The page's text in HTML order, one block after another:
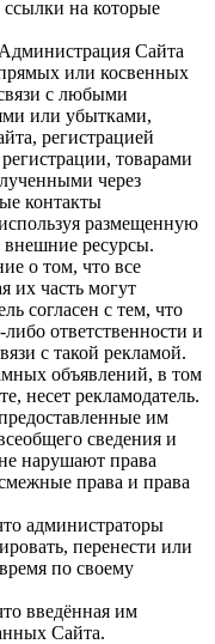
на которые
Администрация Сайта
или косвенных
с любыми
или убытками,
регистрацией
товарами
через
контакты
размещенную
ресурсы.
о том, что все
их часть могут
согласен с тем, что
ответственности и
с такой рекламой.
объявлений, в том
несет рекламодатель.
им
сведения и
нарушают права
права и права
администраторы
перенести или
по своему
введённая им
Сайта.